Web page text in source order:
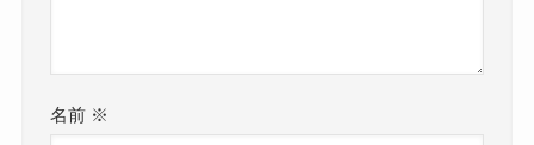
名前 ※